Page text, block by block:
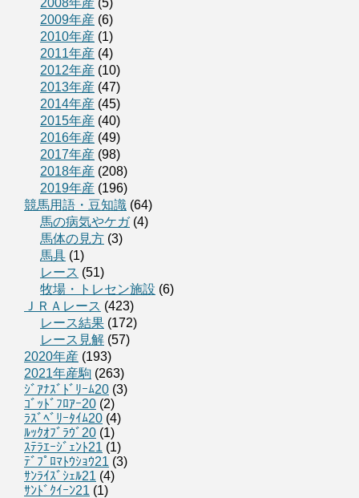
2008年産 (5)
2009年産 (6)
2010年産 (1)
2011年産 (4)
2012年産 (10)
2013年産 (47)
2014年産 (45)
2015年産 (40)
2016年産 (49)
2017年産 (98)
2018年産 (208)
2019年産 (196)
競馬用語・豆知識 (64)
馬の病気やケガ(4)
馬体の見方 (3)
馬具 (1)
レース (51)
牧場・トレセン施設 (6)
ＪＲＡレース (423)
レース結果 (172)
レース見解 (57)
2020年産 (193)
2021年産駒 (263)
ｼﾞｱﾅｽﾞﾄﾞﾘｰﾑ20 (3)
ｺﾞｯﾄﾞﾌﾛｱｰ20 (2)
ﾗｽﾞﾍﾞﾘｰﾀｲﾑ20 (4)
ﾙｯｸｵﾌﾞﾗｳﾞ20 (1)
ｽﾃﾗｴｰｼﾞｪﾝﾄ21 (1)
ﾃﾞﾌﾟﾛﾏﾄｳｼｮｳ21 (3)
ｻﾝﾗｲｽﾞｼｪﾙ21 (4)
ｻﾝﾄﾞｸｲｰﾝ21 (1)